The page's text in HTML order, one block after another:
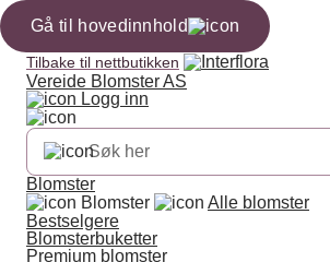
Gå til hovedinnhold
Tilbake til nettbutikken
Vereide Blomster AS
Logg inn
Blomster
Blomster
Alle blomster
Bestselgere
Blomsterbuketter
Premium blomster